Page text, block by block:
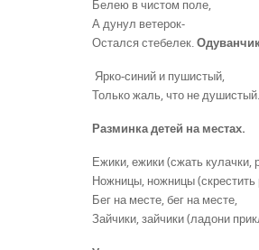
Белею в чистом поле,
А дунул ветерок-
Остался стебелек.
Ярко-синий и пушистый,
Только жаль, что не душистый.
Разминка детей на местах.
Ежики, ежики (сжать кулачки,
Ножницы, ножницы (скрестить
Бег на месте, бег на месте,
Зайчики, зайчики (ладони